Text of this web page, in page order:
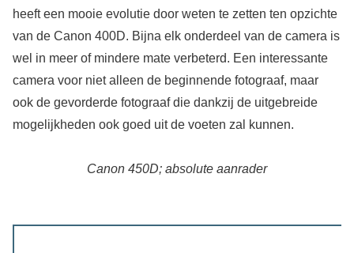
heeft een mooie evolutie door weten te zetten ten opzichte
van de Canon 400D. Bijna elk onderdeel van de camera is
wel in meer of mindere mate verbeterd. Een interessante
camera voor niet alleen de beginnende fotograaf, maar
ook de gevorderde fotograaf die dankzij de uitgebreide
mogelijkheden ook goed uit de voeten zal kunnen.
Canon 450D; absolute aanrader